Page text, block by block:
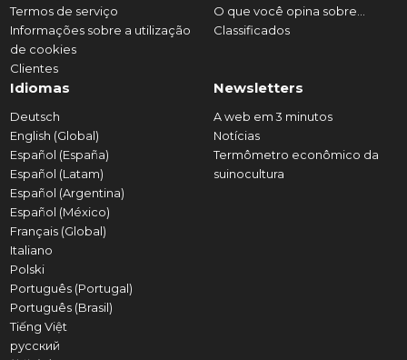
Termos de serviço
Informações sobre a utilização
de cookies
Clientes
O que você opina sobre...
Classificados
Idiomas
Deutsch
English (Global)
Español (España)
Español (Latam)
Español (Argentina)
Español (México)
Français (Global)
Italiano
Polski
Português (Portugal)
Português (Brasil)
Tiếng Việt
русский
Newsletters
A web em 3 minutos
Notícias
Termômetro econômico da
suinocultura